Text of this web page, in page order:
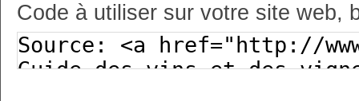
Code à utiliser sur votre site web,